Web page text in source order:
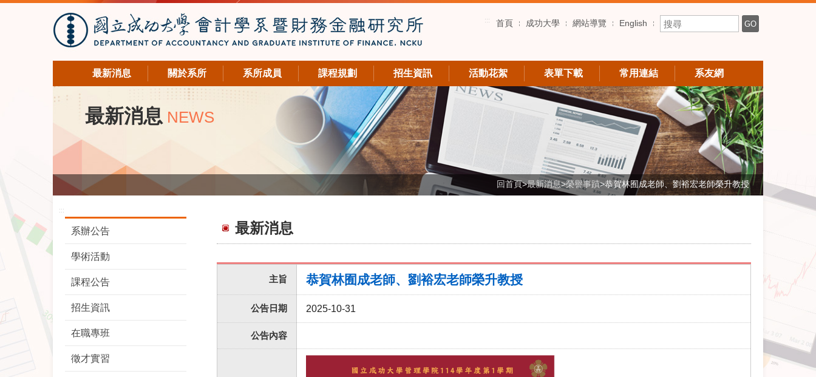
::: 首頁 成功大學 網站導覽 English 搜尋關鍵字 GO
最新消息 關於系所 系所成員 課程規劃 招生資訊 活動花絮 表單下載 常用連結 系友網
最新消息 NEWS
回首頁>最新消息>榮譽事蹟>恭賀林囿成老師、劉裕宏老師榮升教授
:::
系辦公告
學術活動
課程公告
招生資訊
在職專班
徵才實習
最新消息
主旨 恭賀林囿成老師、劉裕宏老師榮升教授
公告日期 2025-10-31
公告內容